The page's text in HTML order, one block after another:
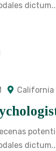
California